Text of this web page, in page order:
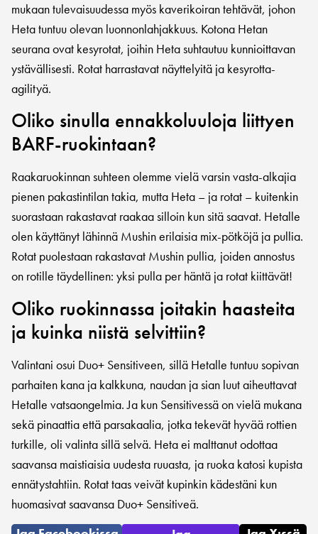
mukaan tulevaisuudessa myös kaverikoiran tehtävät, johon
Heta tuntuu olevan luonnonlahjakkuus. Kotona Hetan
seurana ovat kesyrotat, joihin Heta suhtautuu kunnioittavan
ystävällisesti. Rotat harrastavat näyttelyitä ja kesyrotta-
agilityä.
Oliko sinulla ennakkoluuloja liittyen
BARF-ruokintaan?
Raakaruokinnan suhteen olemme vielä varsin vasta-alkajia
pienen pakastintilan takia, mutta Heta – ja rotat – kuitenkin
suorastaan rakastavat raakaa silloin kun sitä saavat. Hetalle
olen käyttänyt lähinnä Mushin erilaisia mix-pötköjä ja pullia.
Rotat puolestaan rakastavat Mushin pullia, joiden annostus
on rotille täydellinen: yksi pulla per häntä ja rotat kiittävät!
Oliko ruokinnassa joitakin haasteita
ja kuinka niistä selvittiin?
Valintani osui Duo+ Sensitiveen, sillä Hetalle tuntuu sopivan
parhaiten kana ja kalkkuna, naudan ja sian luut aiheuttavat
Hetalle vatsaongelmia. Ja kun Sensitivessä on vielä mukana
sekä pinaattia että parsakaalia, jotka tekevät hyvää rottien
turkille, oli valinta sillä selvä. Heta ei malttanut odottaa
saavansa maistiaisia uudesta ruuasta, ja ruoka katosi kupista
ennätystahtiin. Rotat taas veivät kupinkin kädestäni kun
huomasivat saavansa Duo+ Sensitiveä.